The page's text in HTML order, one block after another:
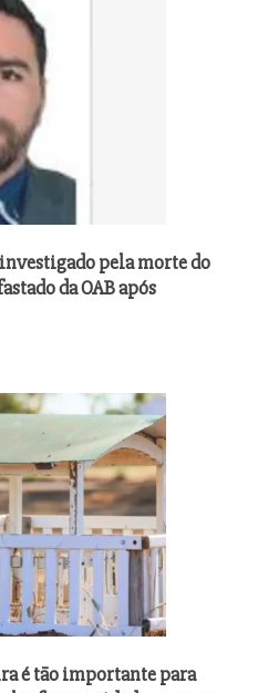
pela morte do
da OAB após
é tão importante para